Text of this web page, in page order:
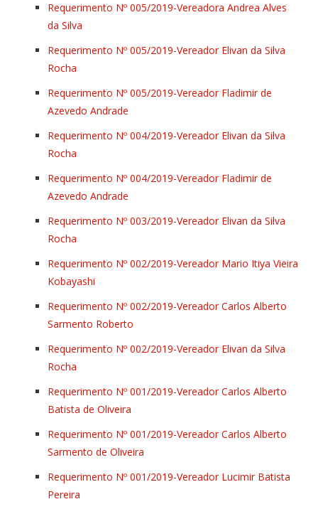
Requerimento Nº 005/2019-Vereadora Andrea Alves
da Silva
Requerimento Nº 005/2019-Vereador Elivan da Silva
Rocha
Requerimento Nº 005/2019-Vereador Fladimir de
Azevedo Andrade
Requerimento Nº 004/2019-Vereador Elivan da Silva
Rocha
Requerimento Nº 004/2019-Vereador Fladimir de
Azevedo Andrade
Requerimento Nº 003/2019-Vereador Elivan da Silva
Rocha
Requerimento Nº 002/2019-Vereador Mario Itiya Vieira
Kobayashi
Requerimento Nº 002/2019-Vereador Carlos Alberto
Sarmento Roberto
Requerimento Nº 002/2019-Vereador Elivan da Silva
Rocha
Requerimento Nº 001/2019-Vereador Carlos Alberto
Batista de Oliveira
Requerimento Nº 001/2019-Vereador Carlos Alberto
Sarmento de Oliveira
Requerimento Nº 001/2019-Vereador Lucimir Batista
Pereira